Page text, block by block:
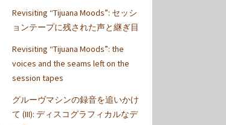
Revisiting “Tijuana Moods”: セッシ
ョンテープに残された声と継ぎ目
Revisiting “Tijuana Moods”: the
voices and the seams left on the
session tapes
グルーヴマシンの録音を追いかけ
て (III): ディスコグラフィカルなデ